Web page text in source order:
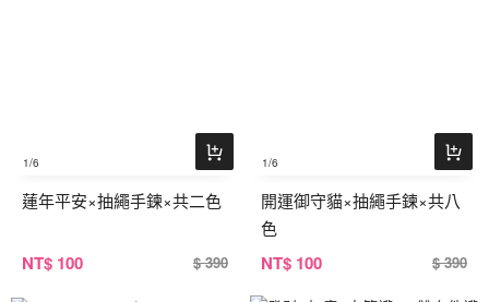
1/6
蓮年平安×抽繩手鍊×共二色
NT$ 100 $ 390
1/6
開運御守貓×抽繩手鍊×共八
色
NT$ 100 $ 390